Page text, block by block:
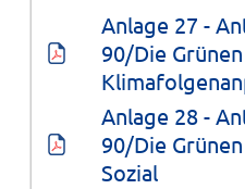
Anlage 27 -
90/Die
Anlage 28 -
90/Die
Sozial